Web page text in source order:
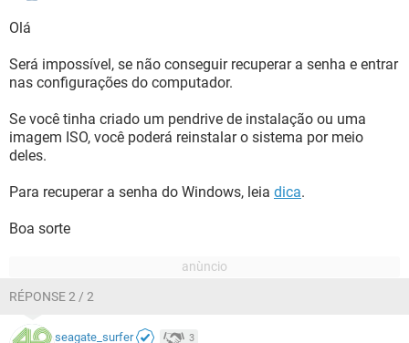
Olá
Será impossível, se não conseguir recuperar a senha e entrar
nas configurações do computador.
Se você tinha criado um pendrive de instalação ou uma
imagem ISO, você poderá reinstalar o sistema por meio
deles.
Para recuperar a senha do Windows, leia dica.
Boa sorte
RÉPONSE 2 / 2
seagate_surfer 3